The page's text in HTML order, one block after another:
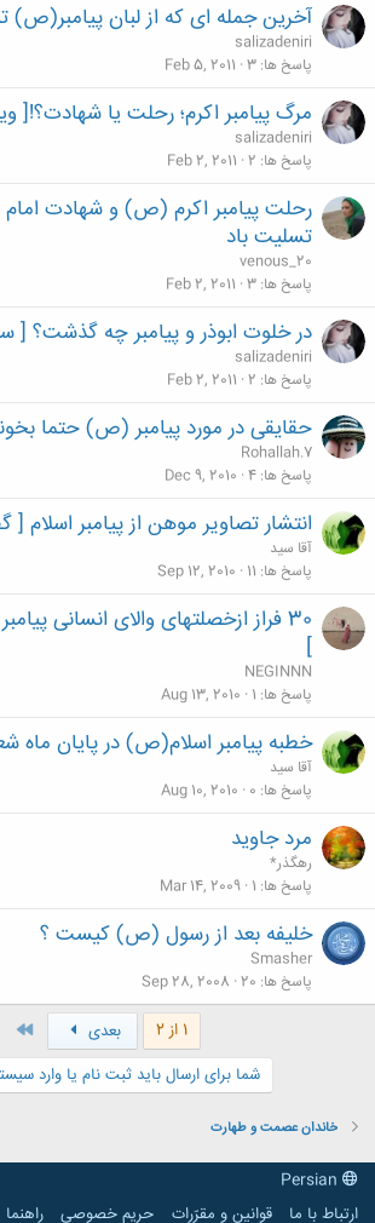
آخرین جمله ای که از لبان پیامبر(ص)
salizadeniri
پاسخ ها 3
Feb 5, 2011
مرگ پیامبر اکرم؛ رحلت یا شهادت؟![
salizadeniri
پاسخ ها 2
Feb 2, 2011
رحلت پیامبر اکرم (ص) و شهادت
تسلیت باد
venous_20
پاسخ ها 3
Feb 2, 2011
در خلوت ابوذر و پیامبر چه گذشت؟ [
salizadeniri
پاسخ ها 2
Feb 2, 2011
حقایقی در مورد پیامبر (ص) حتما
Rohallah.7
پاسخ ها 4
Dec 9, 2010
انتشار تصاوير موهن از پیامبر اسلام [
آقا سید
پاسخ ها 11
Sep 12, 2010
30 فراز ازخصلتهای والای انسانی
]
NEGINNN
پاسخ ها 1
Aug 13, 2010
خطبه پیامبر اسلام(ص) در پایان ماه
آقا سید
پاسخ ها 0
Aug 10, 2010
مرد جاوید
رهگذر*
پاسخ ها 1
Mar 14, 2009
خليفه بعد از رسول (ص) كيست ؟
Smasher
پاسخ ها 20
Sep 28, 2008
1 از 2 بعدی
شما برای ارسال باید ثبت نام یا وارد
خاندان عصمت و طهارت
ارتباط با ما
قوانین و مقرّرات حریم خصوصی راهنما